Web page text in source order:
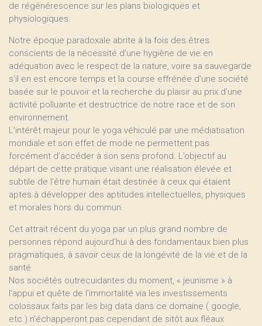
de régénérescence sur les plans biologiques et
physiologiques.
Notre époque paradoxale abrite à la fois des êtres
conscients de la nécessité d’une hygiène de vie en
adéquation avec le respect de la nature, voire sa sauvegarde
s’il en est encore temps et la course effrénée d’une société
basée sur le pouvoir et la recherche du plaisir au prix d’une
activité polluante et destructrice de notre race et de son
environnement.
L’intérêt majeur pour le yoga véhiculé par une médiatisation
mondiale et son effet de mode ne permettent pas
forcément d’accéder à son sens profond. L’objectif au
départ de cette pratique visant une réalisation élevée et
subtile de l’être humain était destinée à ceux qui étaient
aptes à développer des aptitudes intellectuelles, physiques
et morales hors du commun.
Cet attrait récent du yoga par un plus grand nombre de
personnes répond aujourd’hui à des fondamentaux bien plus
pragmatiques, à savoir ceux de la longévité de la vie et de la
santé.
Nos sociétés outrecuidantes du moment, « jeunisme » à
l’appui et quête de l’immortalité via les investissements
colossaux faits par les big data dans ce domaine ( google,
etc.) n‘échapperont pas cependant de sitôt aux fléaux